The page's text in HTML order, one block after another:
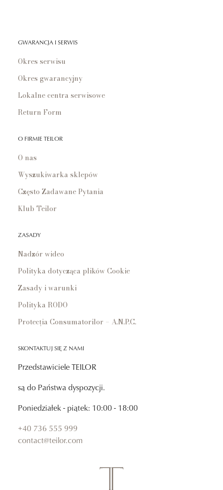
GWARANCJA I SERWIS
Okres serwisu
Okres gwarancyjny
Lokalne centra serwisowe
Return Form
O FIRMIE TEILOR
O nas
Wyszukiwarka sklepów
Często Zadawane Pytania
Klub Teilor
ZASADY
Nadzór wideo
Polityka dotycząca plików Cookie
Zasady i warunki
Polityka RODO
Protecția Consumatorilor – A.N.P.C.
SKONTAKTUJ SIĘ Z NAMI
Przedstawiciele TEILOR
są do Państwa dyspozycji.
Poniedziałek - piątek: 10:00 - 18:00
+40 736 555 999
contact@teilor.com